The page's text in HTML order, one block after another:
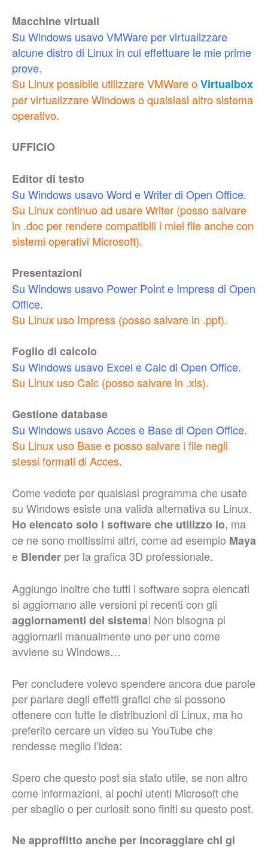
Macchine virtuali
Su Windows usavo VMWare per virtualizzare
alcune distro di Linux in cui effettuare le mie prime
prove.
Su Linux possibile utilizzare VMWare oVirtualbox
per virtualizzare Windows o qualsiasi altro sistema
operativo.
UFFICIO
Editor di testo
Su Windows usavo Word e Writer di Open Office.
Su Linux continuo ad usare Writer (posso salvare
in .doc per rendere compatibili i miei file anche con
sistemi operativi Microsoft).
Presentazioni
Su Windows usavo Power Point e Impress di Open
Office.
Su Linux uso Impress (posso salvare in .ppt).
Foglio di calcolo
Su Windows usavo Excel e Calc di Open Office.
Su Linux uso Calc (posso salvare in .xls).
Gestione database
Su Windows usavo Acces e Base di Open Office.
Su Linux uso Base e posso salvare i file negli
stessi formati di Acces.
Come vedete per qualsiasi programma che usate
su Windows esiste una valida alternativa su Linux.
Ho elencato solo i software che utilizzo io, ma
ce ne sono moltissimi altri, come ad esempio Maya
e Blender per la grafica 3D professionale.
Aggiungo inoltre che tutti i software sopra elencati
si aggiornano alle versioni pi recenti con gli
aggiornamenti del sistema! Non bisogna pi
aggiornarli manualmente uno per uno come
avviene su Windows…
Per concludere volevo spendere ancora due parole
per parlare degli effetti grafici che si possono
ottenere con tutte le distribuzioni di Linux, ma ho
preferito cercare un video su YouTube che
rendesse meglio l’idea:
Spero che questo post sia stato utile, se non altro
come informazioni, ai pochi utenti Microsoft che
per sbaglio o per curiosit sono finiti su questo post.
Ne approffitto anche per incoraggiare chi gi